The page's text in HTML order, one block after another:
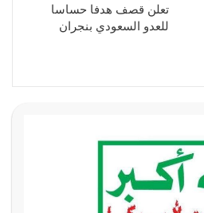
تعلن قصف هدفا حساسا
للعدو السعودي بنجران